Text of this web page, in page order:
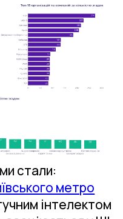
стали:
метро
інтелектом